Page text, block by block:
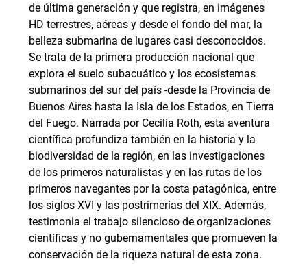
de última generación y que registra, en imágenes
HD terrestres, aéreas y desde el fondo del mar, la
belleza submarina de lugares casi desconocidos.
Se trata de la primera producción nacional que
explora el suelo subacuático y los ecosistemas
submarinos del sur del país -desde la Provincia de
Buenos Aires hasta la Isla de los Estados, en Tierra
del Fuego. Narrada por Cecilia Roth, esta aventura
científica profundiza también en la historia y la
biodiversidad de la región, en las investigaciones
de los primeros naturalistas y en las rutas de los
primeros navegantes por la costa patagónica, entre
los siglos XVI y las postrimerías del XIX. Además,
testimonia el trabajo silencioso de organizaciones
científicas y no gubernamentales que promueven la
conservación de la riqueza natural de esta zona.